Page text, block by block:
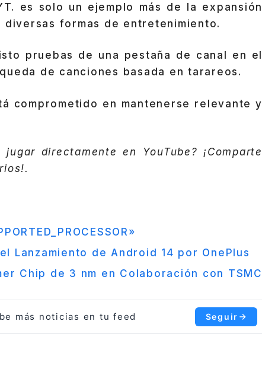
es solo un ejemplo más de la expansión
formas de entretenimiento.
pruebas de una pestaña de canal en el
de canciones basada en tarareos.
comprometido en mantenerse relevante y
directamente en YouTube? ¡Comparte
Lanzamiento de Android 14 por OnePlus
Chip de 3 nm en Colaboración con TSMC
más noticias en tu feed Seguir